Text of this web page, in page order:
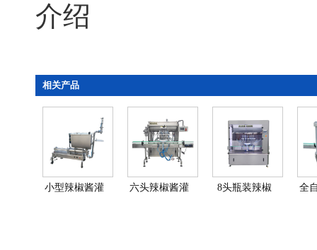
介绍
相关产品
小型辣椒酱灌
六头辣椒酱灌
8头瓶装辣椒
全